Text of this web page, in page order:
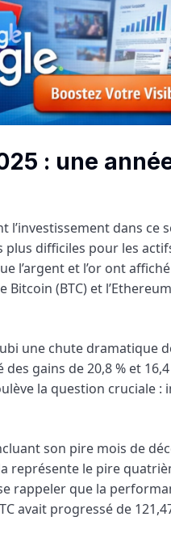
: une
dans ce
plus difficiles pour les
l’argent et l’or ont
(BTC) et
une chute dramatique
gains de 20,8 % et 16,4
la question cruciale :
son pire mois de
représente le pire
rappeler que la
avait progressé de